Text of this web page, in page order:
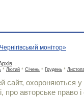
монітор»
:
* Лютий * Січень * Грудень *
сайт, охороняються у
авторське право і